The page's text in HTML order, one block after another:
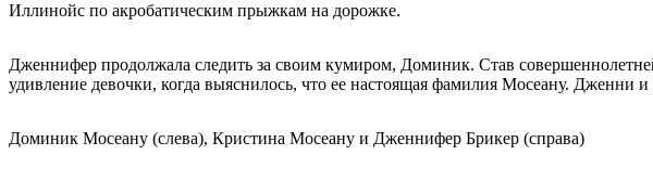
Иллинойс по акробатическим прыжкам на дорожке.
Дженнифер продолжала следить за своим кумиром, Доминик. Став
удивление девочки, когда выяснилось, что ее настоящая фамилия Мосеану.
Доминик Мосеану (слева), Кристина Мосеану и Дженнифер Брикер (справа)